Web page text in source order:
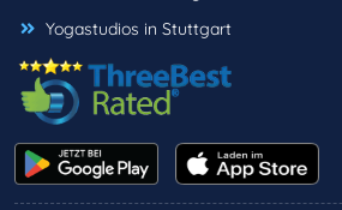
Yogastudios in Stuttgart